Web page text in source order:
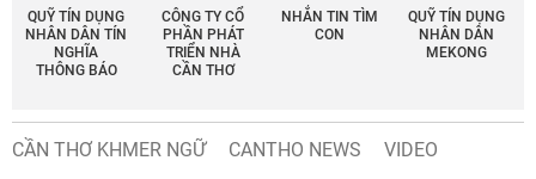
QUỸ TÍN DỤNG
NHÂN DÂN TÍN
NGHĨA
THÔNG BÁO
CÔNG TY CỔ
PHẦN PHÁT
TRIỂN NHÀ
CẦN THƠ
NHẮN TIN TÌM
CON
QUỸ TÍN DỤNG
NHÂN DÂN
MEKONG
CẦN THƠ KHMER NGỮ CANTHO NEWS
VIDEO